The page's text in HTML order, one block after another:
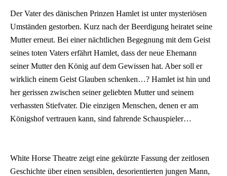
Der Vater des dänischen Prinzen Hamlet ist unter mysteriösen
Umständen gestorben. Kurz nach der Beerdigung heiratet seine
Mutter erneut. Bei einer nächtlichen Begegnung mit dem Geist
seines toten Vaters erfährt Hamlet, dass der neue Ehemann
seiner Mutter den König auf dem Gewissen hat. Aber soll er
wirklich einem Geist Glauben schenken…? Hamlet ist hin und
her gerissen zwischen seiner geliebten Mutter und seinem
verhassten Stiefvater. Die einzigen Menschen, denen er am
Königshof vertrauen kann, sind fahrende Schauspieler…
White Horse Theatre zeigt eine gekürzte Fassung der zeitlosen
Geschichte über einen sensiblen, desorientierten jungen Mann,